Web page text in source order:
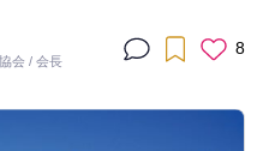
会 / 会長
8